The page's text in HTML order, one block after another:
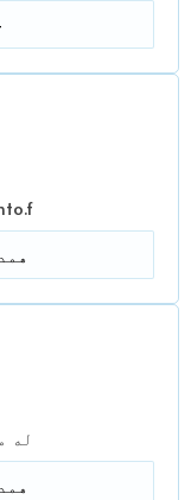
+33 7 68 15 35 29
له